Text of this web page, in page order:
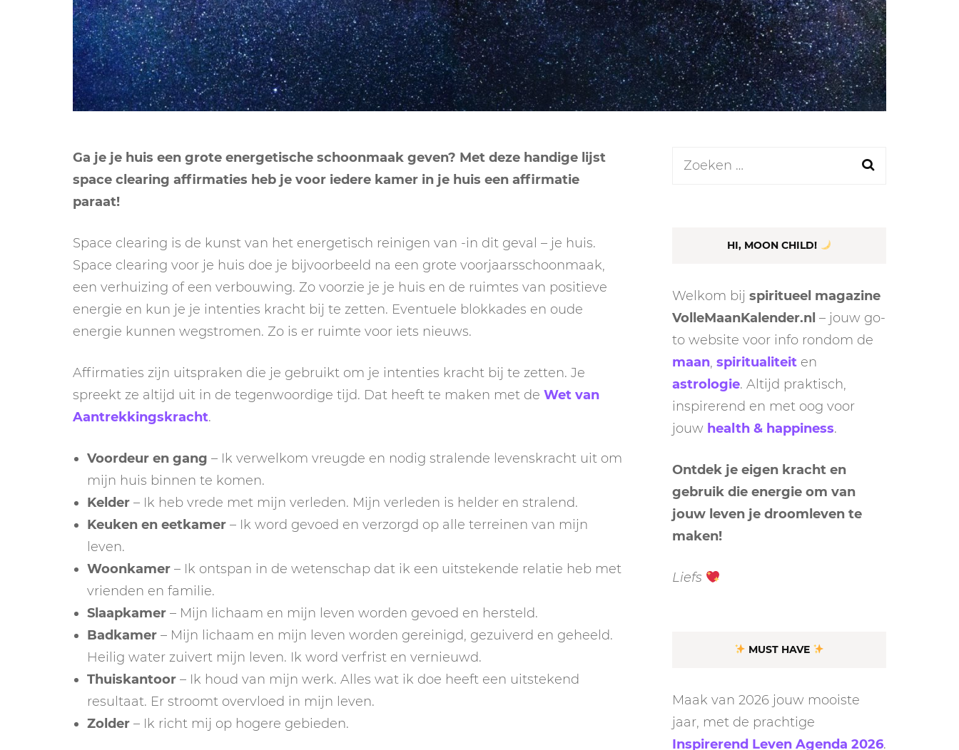
NEGENDE HUIS
TIENDE HUIS
ELFDE HUIS
NEPTUNUS
PLUTO
CHIRON
ORAKEL
RITUELEN
NIEUWE MAAN
RITUELEN
MERCURIUS
RETROGRADE RITUEEL
SPIRIT ANIMALS
Ga je je huis een grote energetische schoonmaak geven? Met deze handige lijst
space clearing affirmaties heb je voor iedere kamer in je huis een affirmatie
paraat!
Space clearing is de kunst van het energetisch reinigen van -in dit geval – je huis.
Space clearing voor je huis doe je bijvoorbeeld na een grote voorjaarsschoonmaak,
een verhuizing of een verbouwing. Zo voorzie je je huis en de ruimtes van positieve
energie en kun je je intenties kracht bij te zetten. Eventuele blokkades en oude
energie kunnen wegstromen. Zo is er ruimte voor iets nieuws.
Affirmaties zijn uitspraken die je gebruikt om je intenties kracht bij te zetten. Je
spreekt ze altijd uit in de tegenwoordige tijd. Dat heeft te maken met de Wet van
Aantrekkingskracht.
Voordeur en gang – Ik verwelkom vreugde en nodig stralende levenskracht uit om
mijn huis binnen te komen.
Kelder – Ik heb vrede met mijn verleden. Mijn verleden is helder en stralend.
Keuken en eetkamer – Ik word gevoed en verzorgd op alle terreinen van mijn
leven.
Woonkamer – Ik ontspan in de wetenschap dat ik een uitstekende relatie heb met
vrienden en familie.
Slaapkamer – Mijn lichaam en mijn leven worden gevoed en hersteld.
Badkamer – Mijn lichaam en mijn leven worden gereinigd, gezuiverd en geheeld.
Heilig water zuivert mijn leven. Ik word verfrist en vernieuwd.
Thuiskantoor – Ik houd van mijn werk. Alles wat ik doe heeft een uitstekend
resultaat. Er stroomt overvloed in mijn leven.
Zolder – Ik richt mij op hogere gebieden.
Zoeken
HI, MOON CHILD!
Welkom bij spiritueel magazine
VolleMaanKalender.nl – jouw go-
to website voor info rondom de
maan, spiritualiteit en
astrologie. Altijd praktisch,
inspirerend en met oog voor
jouw health & happiness.
Ontdek je eigen kracht en
gebruik die energie om van
jouw leven je droomleven te
maken!
Liefs
MUST HAVE
Maak van 2026 jouw mooiste
jaar, met de prachtige
Inspirerend Leven Agenda 2026.